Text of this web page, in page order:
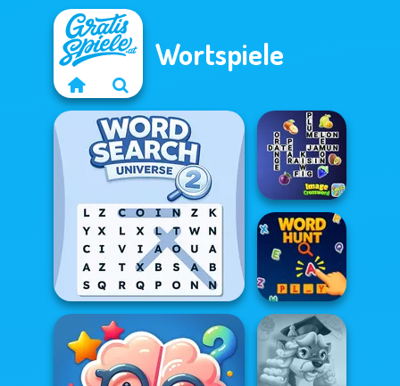
Wortspiele
Word Search Universe 2
Image
Crossword
Word Hunt